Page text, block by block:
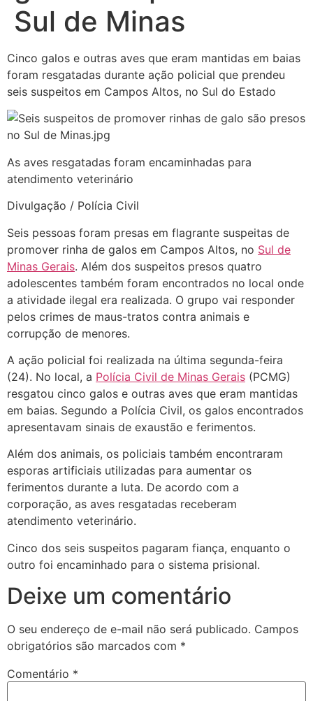
Sul de Minas
Cinco galos e outras aves que eram mantidas em baias
foram resgatadas durante ação policial que prendeu
seis suspeitos em Campos Altos, no Sul do Estado
As aves resgatadas foram encaminhadas para
atendimento veterinário
Divulgação / Polícia Civil
Seis pessoas foram presas em flagrante suspeitas de
promover rinha de galos em Campos Altos, no Sul de
Minas Gerais. Além dos suspeitos presos quatro
adolescentes também foram encontrados no local onde
a atividade ilegal era realizada. O grupo vai responder
pelos crimes de maus-tratos contra animais e
corrupção de menores.
A ação policial foi realizada na última segunda-feira
(24). No local, a Polícia Civil de Minas Gerais (PCMG)
resgatou cinco galos e outras aves que eram mantidas
em baias. Segundo a Polícia Civil, os galos encontrados
apresentavam sinais de exaustão e ferimentos.
Além dos animais, os policiais também encontraram
esporas artificiais utilizadas para aumentar os
ferimentos durante a luta. De acordo com a
corporação, as aves resgatadas receberam
atendimento veterinário.
Cinco dos seis suspeitos pagaram fiança, enquanto o
outro foi encaminhado para o sistema prisional.
Deixe um comentário
O seu endereço de e-mail não será publicado. Campos
obrigatórios são marcados com *
Comentário *